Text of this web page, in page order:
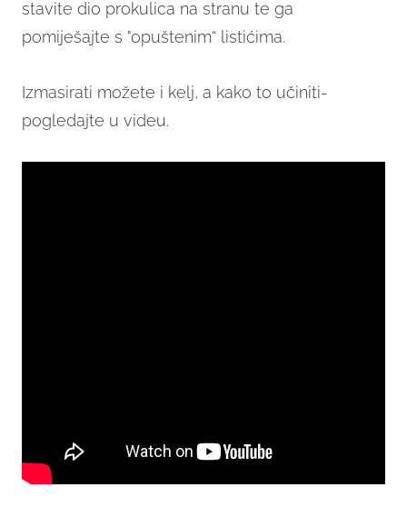
stavite dio prokulica na stranu te ga
pomiješajte s "opuštenim“ listićima.
Izmasirati možete i kelj, a kako to učiniti-
pogledajte u videu.